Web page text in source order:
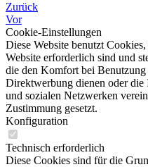
Zurück
Vor
Cookie-Einstellungen
Diese Website benutzt
Website erforderlich sind und
die den Komfort bei Benutzung
Direktwerbung dienen oder die
und sozialen Netzwerken
Zustimmung gesetzt.
Konfiguration
Technisch erforderlich
Diese Cookies sind für die